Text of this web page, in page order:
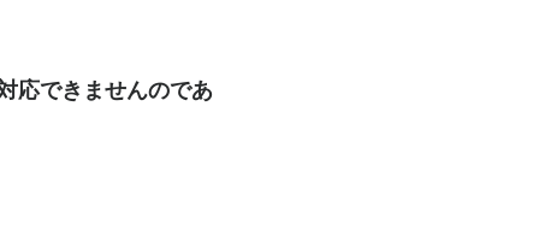
応できませんのであ